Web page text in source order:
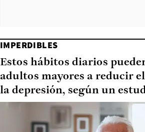
IMPERDIBLES
Estos hábitos diarios
adultos mayores a reducir
la depresión, según un